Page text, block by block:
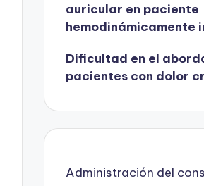
auricular en paciente
hemodinámicamente
Dificultad en el
pacientes con dolor
Administración del